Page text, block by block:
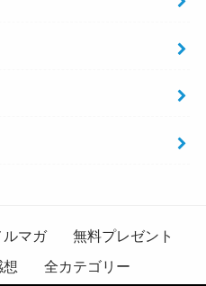
ルマガ
無料プレゼント
想 全カテゴリー